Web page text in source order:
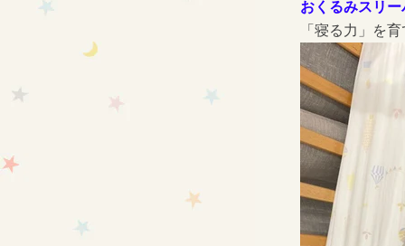
おくるみスリー
「寝る力」を